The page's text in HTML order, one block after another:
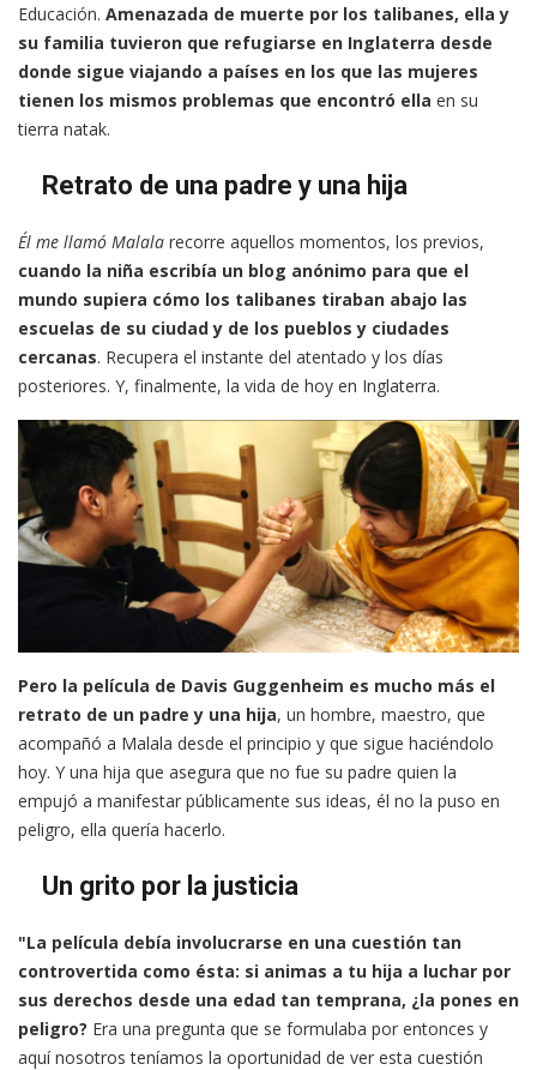
Educación. Amenazada de muerte por los talibanes, ella y
su familia tuvieron que refugiarse en Inglaterra desde
donde sigue viajando a países en los que las mujeres
tienen los mismos problemas que encontró ella en su
tierra natak.
Retrato de una padre y una hija
Él me llamó Malala recorre aquellos momentos, los previos,
cuando la niña escribía un blog anónimo para que el
mundo supiera cómo los talibanes tiraban abajo las
escuelas de su ciudad y de los pueblos y ciudades
cercanas. Recupera el instante del atentado y los días
posteriores. Y, finalmente, la vida de hoy en Inglaterra.
Pero la película de Davis Guggenheim es mucho más el
retrato de un padre y una hija, un hombre, maestro, que
acompañó a Malala desde el principio y que sigue haciéndolo
hoy. Y una hija que asegura que no fue su padre quien la
empujó a manifestar públicamente sus ideas, él no la puso en
peligro, ella quería hacerlo.
Un grito por la justicia
"La película debía involucrarse en una cuestión tan
controvertida como ésta: si animas a tu hija a luchar por
sus derechos desde una edad tan temprana, ¿la pones en
peligro? Era una pregunta que se formulaba por entonces y
aquí nosotros teníamos la oportunidad de ver esta cuestión